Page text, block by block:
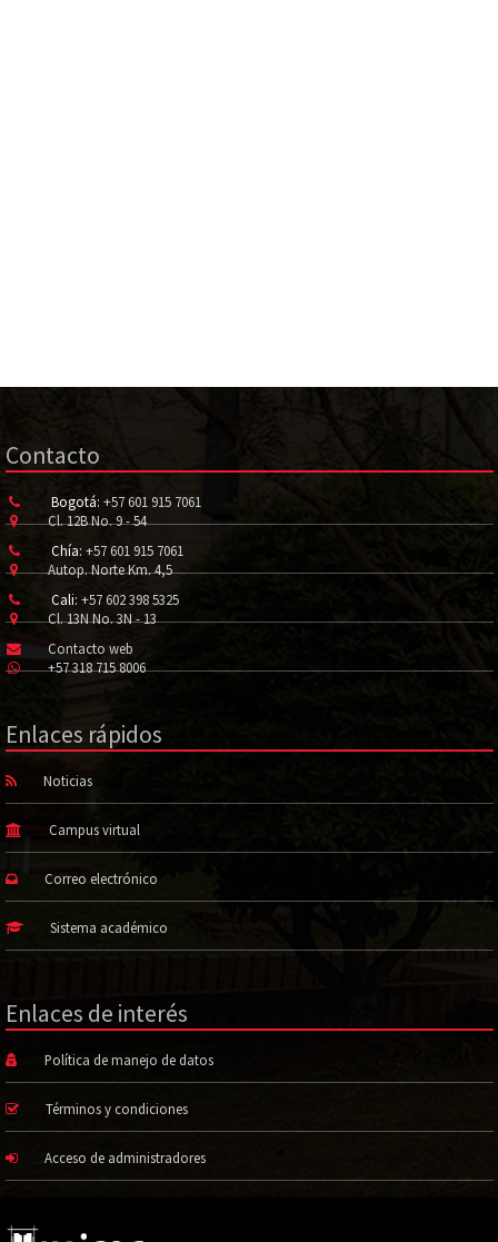
Contacto
Bogotá: +57 601 915 7061
Cl. 12B No. 9 - 54
Chía: +57 601 915 7061
Autop. Norte Km. 4,5
Cali: +57 602 398 5325
Cl. 13N No. 3N - 13
Contacto web
+57 318 715 8006
Enlaces rápidos
Noticias
Campus virtual
Correo electrónico
Sistema académico
Enlaces de interés
Política de manejo de datos
Términos y condiciones
Acceso de administradores